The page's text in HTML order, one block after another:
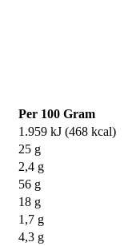
Per 100 Gram
1.959 kJ (468 kcal)
25 g
2,4 g
56 g
18 g
1,7 g
4,3 g